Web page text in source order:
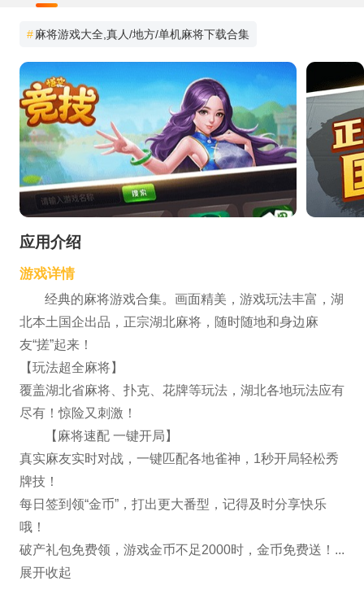
#麻将游戏大全,真人/地方/单机麻将下载合集
应用介绍
游戏详情
经典的麻将游戏合集。画面精美，游戏玩法丰富，湖
北本土国企出品，正宗湖北麻将，随时随地和身边麻
友“搓”起来！
【玩法超全麻将】
覆盖湖北省麻将、扑克、花牌等玩法，湖北各地玩法应有
尽有！惊险又刺激！
【麻将速配 一键开局】
真实麻友实时对战，一键匹配各地雀神，1秒开局轻松秀
牌技！
每日签到领“金币”，打出更大番型，记得及时分享快乐
哦！
破产礼包免费领，游戏金币不足2000时，金币免费送！...
展开收起